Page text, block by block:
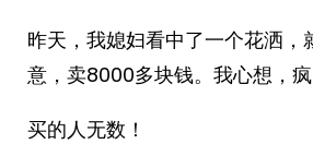
昨天，我媳妇看中了一个花洒，
意，卖8000多块钱。我心想，疯
买的人无数！